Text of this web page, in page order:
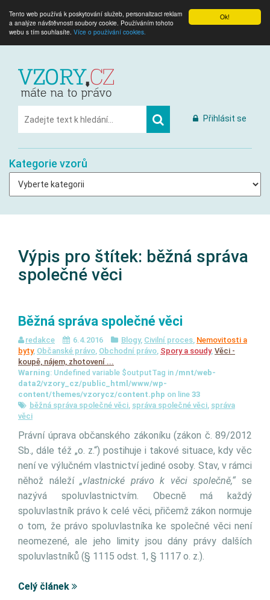
Ok!
Tento web používá k poskytování služeb, personalizaci reklam
a analýze návštěvnosti soubory cookie. Používáním tohoto
webu s tím souhlasíte. Více o používání cookies.
Přihlásit se
Kategorie vzorů
Výpis pro štítek: běžná správa
společné věci
Běžná správa společné věci
redakce 6.4.2016 Blogy, Civilní proces, Nemovitosti a
byty, Občanské právo, Obchodní právo, Spory a soudy, Věci -
koupě, nájem, zhotovení ...
Warning: Undefined variable $outputTag in /mnt/web-
data2/vzory_cz/public_html/www/wp-
content/themes/vzorycz/content.php on line 33
běžná správa společné věci, správa společné věci, správa
věci
Právní úprava občanského zákoníku (zákon č. 89/2012
Sb., dále též „o. z.“) postihuje i takové situace, kdy věc
není ve výlučném vlastnictví jediné osoby. Stav, v rámci
něhož náleží„vlastnické právo k věci společně,“se
nazývá spoluvlastnictvím. Obecně má každý
spoluvlastník právo k celé věci, přičemž zákon normuje
o tom, že právo spoluvlastníka ke společné věci není
neomezené, ale jeho limity jsou dány právy dalších
spoluvlastníků (§ 1115 odst. 1, § 1117 o. z.).
Celý článek